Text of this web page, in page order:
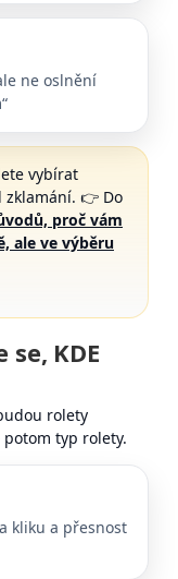
ne oslnění
vybírat
zklamání. 👉 Do
proč vám
ale ve výběru
se, KDE
rolety
typ rolety.
kliku a přesnost